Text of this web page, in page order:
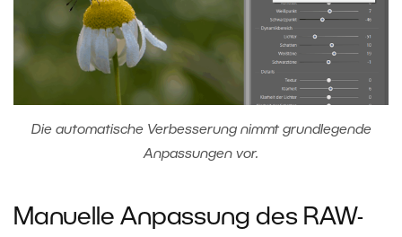
Die automatische Verbesserung nimmt grundlegende
Anpassungen vor.
Manuelle Anpassung des RAW-